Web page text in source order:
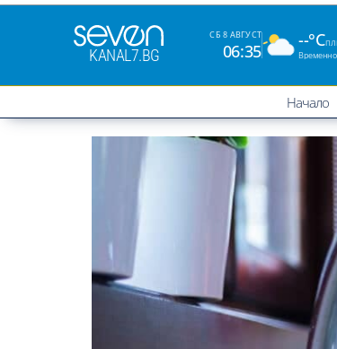
KANAL7.BG
СБ 8 АВГУСТ
06:35
--°C
Начало